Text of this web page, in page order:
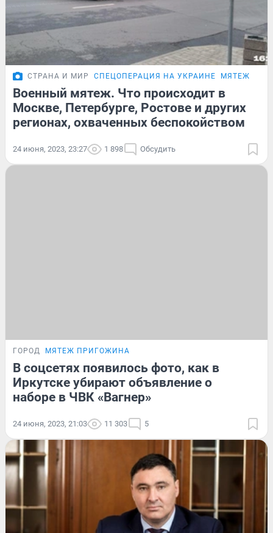
СТРАНА И МИР СПЕЦОПЕРАЦИЯ НА УКРАИНЕ МЯТЕЖ
Военный мятеж. Что происходит в
Москве, Петербурге, Ростове и других
регионах, охваченных беспокойством
24 июня, 2023, 23:27 1 898 Обсудить
ГОРОД МЯТЕЖ ПРИГОЖИНА
В соцсетях появилось фото, как в
Иркутске убирают объявление о
наборе в ЧВК «Вагнер»
24 июня, 2023, 21:03 11 303 5